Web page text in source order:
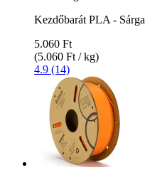
Kezdőbarát PLA - Sárga
5.060 Ft
(5.060 Ft / kg)
4.9 (14)